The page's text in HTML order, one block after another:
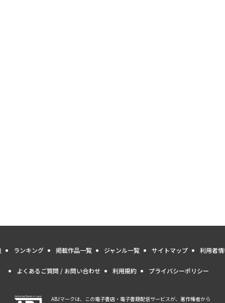
ランキング 掲載作品一覧 ジャンル一覧 サイトマップ 利用者
よくあるご質問 / お問い合わせ 利用規約 プライバシーポリシー
ABJマークは、この電子書店・電子書籍配信サービスが、著作権者から